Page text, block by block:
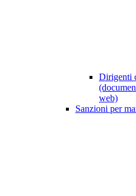
Dirigenti
web)
Sanzioni per